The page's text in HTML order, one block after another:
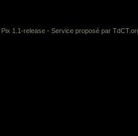
Pix 1.1-release - Service proposé par